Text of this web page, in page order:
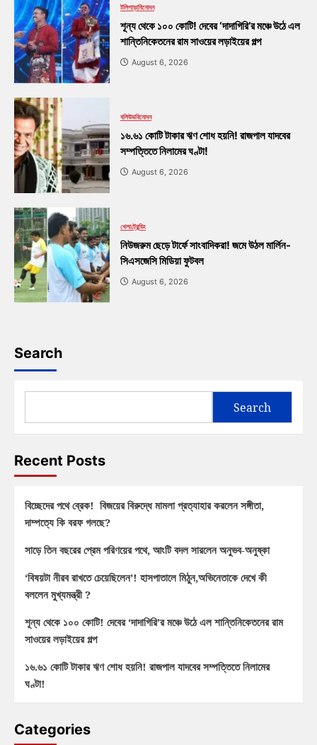
টলিপাড়াবিনোদন
শূন্য থেকে ১০০ কোটি! দেবের ‘দাদাগিরি’র মঞ্চে উঠে এল
শান্তিনিকেতনের রাম সাওয়ের লড়াইয়ের গল্প
August 6, 2026
বলিউডবিনোদন
১৬.৬১ কোটি টাকার ঋণ শোধ হয়নি! রাজপাল যাদবের
সম্পত্তিতে নিলামের ঘণ্টা!
August 6, 2026
খেলাট্রেন্ডিং
নিউজরুম ছেড়ে টার্ফে সাংবাদিকরা! জমে উঠল মার্লিন-
সিএসজেসি মিডিয়া ফুটবল
August 6, 2026
Search
Search
Recent Posts
বিচ্ছেদের পথে ব্রেক! বিজয়ের বিরুদ্ধে মামলা প্রত্যাহার করলেন সঙ্গীতা,
দাম্পত্যে কি বরফ গলছে?
সাড়ে তিন বছরের প্রেম পরিণয়ের পথে, আংটি বদল সারলেন অনুভব-অনুষ্কা
‘বিষয়টা নীরব রাখতে চেয়েছিলেন’! হাসপাতালে মিঠুন,অভিনেতাকে দেখে কী
বললেন মুখ্যমন্ত্রী ?
শূন্য থেকে ১০০ কোটি! দেবের ‘দাদাগিরি’র মঞ্চে উঠে এল শান্তিনিকেতনের রাম
সাওয়ের লড়াইয়ের গল্প
১৬.৬১ কোটি টাকার ঋণ শোধ হয়নি! রাজপাল যাদবের সম্পত্তিতে নিলামের
ঘণ্টা!
Categories